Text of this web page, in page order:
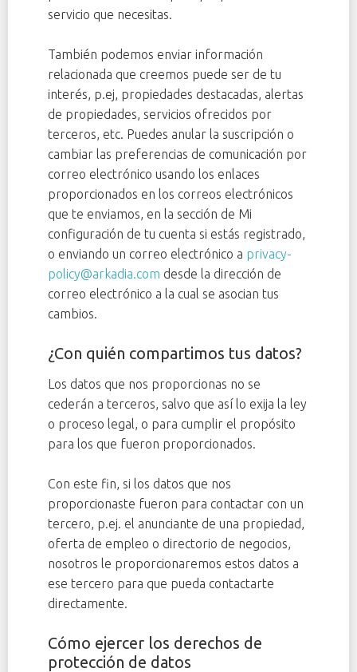
servicio que necesitas.
También podemos enviar información
relacionada que creemos puede ser de tu
interés, p.ej, propiedades destacadas, alertas
de propiedades, servicios ofrecidos por
terceros, etc. Puedes anular la suscripción o
cambiar las preferencias de comunicación por
correo electrónico usando los enlaces
proporcionados en los correos electrónicos
que te enviamos, en la sección de Mi
configuración de tu cuenta si estás registrado,
o enviando un correo electrónico a privacy-
policy@arkadia.com desde la dirección de
correo electrónico a la cual se asocian tus
cambios.
¿Con quién compartimos tus datos?
Los datos que nos proporcionas no se
cederán a terceros, salvo que así lo exija la ley
o proceso legal, o para cumplir el propósito
para los que fueron proporcionados.
Con este fin, si los datos que nos
proporcionaste fueron para contactar con un
tercero, p.ej. el anunciante de una propiedad,
oferta de empleo o directorio de negocios,
nosotros le proporcionaremos estos datos a
ese tercero para que pueda contactarte
directamente.
Cómo ejercer los derechos de
protección de datos